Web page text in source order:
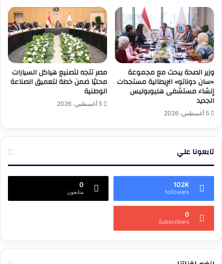
وزير الصحة يبحث مع مجموعة
«سان دوناتو» الإيطالية مستجدات
إنشاء مستشفى هليوبوليس
الجديد
5 أغسطس، 2026
مصر تتجه لتصنيع هياكل السيارات
محليًا ضمن خطة لتعميق الصناعة
الوطنية
5 أغسطس، 2026
تابعونا علي
102K
followers
0
متابعون
0
Subscribers